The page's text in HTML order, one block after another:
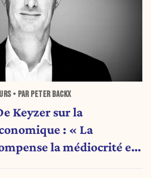
• PAR PETER BACKX
Keyzer sur la
: « La
la médiocrité et